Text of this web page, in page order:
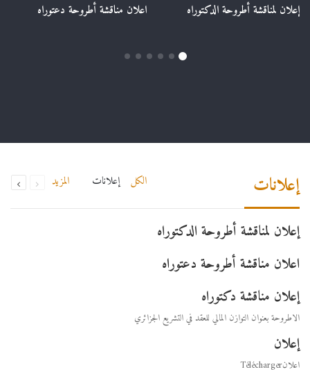
إعلان لمناقشة أطروحة الدكتوراه اعلان مناقشة أطروحة دعتوراه
إعلانات الكل إعلانات المزيد
إعلان لمناقشة أطروحة الدكتوراه
اعلان مناقشة أطروحة دعتوراه
إعلان مناقشة دكتوراه
الاطروحة بعنوان التوازن المالي للعقد في التشريع الجزائري
إعلان
اعلانTélécharger